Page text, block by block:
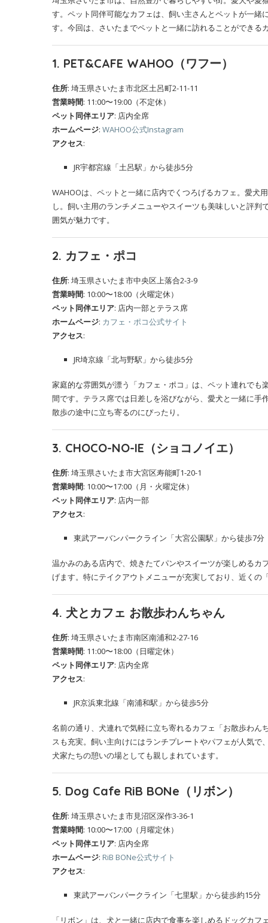
す。ペット同伴可能なカフェは、飼い主さんとペットが一
す。今回は、さいたまでペットと一緒に訪れることができる
1. PET&CAFE WAHOO（ワフー）
住所: 埼玉県さいたま市北区土呂町2-11-11
営業時間: 11:00〜19:00（不定休）
ペット同伴エリア: 店内全席
ホームページ: WAHOO公式Instagram
アクセス:
JR宇都宮線「土呂駅」から徒歩5分
WAHOOは、ペットと一緒に店内でくつろげるカフェ。愛犬
し。飼い主用のランチメニューやスイーツも美味しいと評
囲気が魅力です。
2. カフェ・ポコ
住所: 埼玉県さいたま市中央区上落合2-3-9
営業時間: 10:00〜18:00（火曜定休）
ペット同伴エリア: 店内一部とテラス席
ホームページ: カフェ・ポコ公式サイト
アクセス:
JR埼京線「北与野駅」から徒歩5分
家庭的な雰囲気が漂う「カフェ・ポコ」は、ペット連れで
間です。テラス席では日差しを浴びながら、愛犬と一緒に
散歩の途中に立ち寄るのにぴったり。
3. CHOCO-NO-IE（ショコノイエ）
住所: 埼玉県さいたま市大宮区寿能町1-20-1
営業時間: 10:00〜17:00（月・火曜定休）
ペット同伴エリア: 店内一部
アクセス:
東武アーバンパークライン「大宮公園駅」から徒歩7分
温かみのある店内で、焼きたてパンやスイーツが楽しめる
げます。特にテイクアウトメニューが充実しており、近く
4. 犬とカフェ お散歩わんちゃん
住所: 埼玉県さいたま市南区南浦和2-27-16
営業時間: 11:00〜18:00（日曜定休）
ペット同伴エリア: 店内全席
アクセス:
JR京浜東北線「南浦和駅」から徒歩5分
名前の通り、犬連れで気軽に立ち寄れるカフェ「お散歩わ
スも充実。飼い主向けにはランチプレートやパフェが人気
犬家たちの憩いの場としても親しまれています。
5. Dog Cafe RiB BONe（リボン）
住所: 埼玉県さいたま市見沼区深作3-36-1
営業時間: 10:00〜17:00（月曜定休）
ペット同伴エリア: 店内全席
ホームページ: RiB BONe公式サイト
アクセス:
東武アーバンパークライン「七里駅」から徒歩約15分
「リボン」は、犬と一緒に店内で食事を楽しめるドッグカ